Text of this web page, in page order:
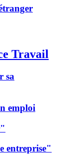
Travail
sa
emploi
entreprise"